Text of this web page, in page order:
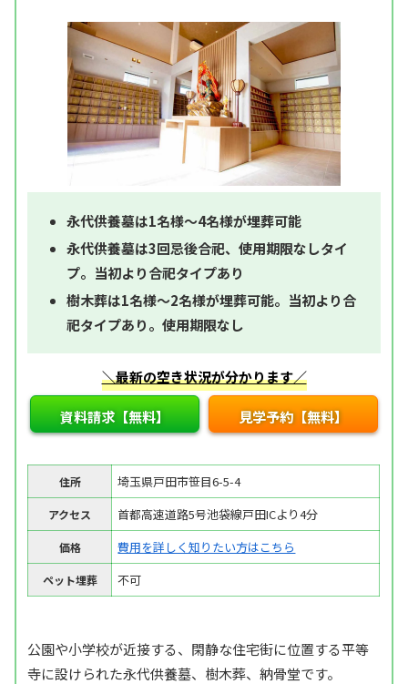
永代供養墓は1名様～4名様が埋葬可能
永代供養墓は3回忌後合祀、使用期限なしタイ
プ。当初より合祀タイプあり
樹木葬は1名様～2名様が埋葬可能。当初より合
祀タイプあり。使用期限なし
＼最新の空き状況が分かります／
資料請求【無料】 見学予約【無料】
住所 埼玉県戸田市笹目6-5-4
アクセス 首都高速道路5号池袋線戸田ICより4分
価格 費用を詳しく知りたい方はこちら
ペット埋葬 不可
公園や小学校が近接する、閑静な住宅街に位置する平等
寺に設けられた永代供養墓、樹木葬、納骨堂です。